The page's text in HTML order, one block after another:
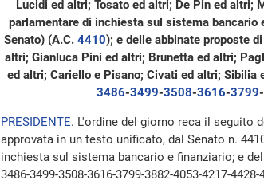
Lucidi ed altri; Tosato ed altri; De Pin ed altri;
parlamentare di inchiesta sul sistema
Senato) (A.C. 4410); e delle abbinate proposte
altri; Gianluca Pini ed altri; Brunetta ed altri;
ed altri; Cariello e Pisano; Civati ed altri; Sibilia
3486-3499-3508-3616-3799-
PRESIDENTE. L'ordine del giorno reca il seguito
approvata in un testo unificato, dal Senato n.
inchiesta sul sistema bancario e finanziario; e
3486-3499-3508-3616-3799-3882-4053-4217-4428-